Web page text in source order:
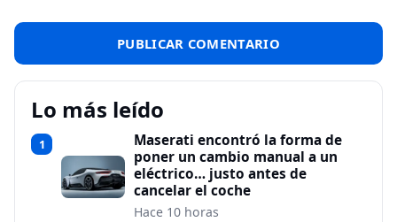
Lo más leído
1
Maserati encontró la forma de
poner un cambio manual a un
eléctrico… justo antes de
cancelar el coche
Hace 10 horas